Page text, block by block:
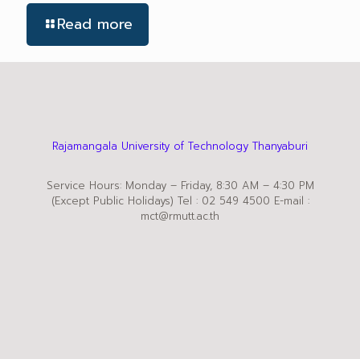
Read more
Rajamangala University of Technology Thanyaburi
Service Hours: Monday – Friday, 8:30 AM – 4:30 PM
(Except Public Holidays) Tel : 02 549 4500 E-mail :
mct@rmutt.ac.th